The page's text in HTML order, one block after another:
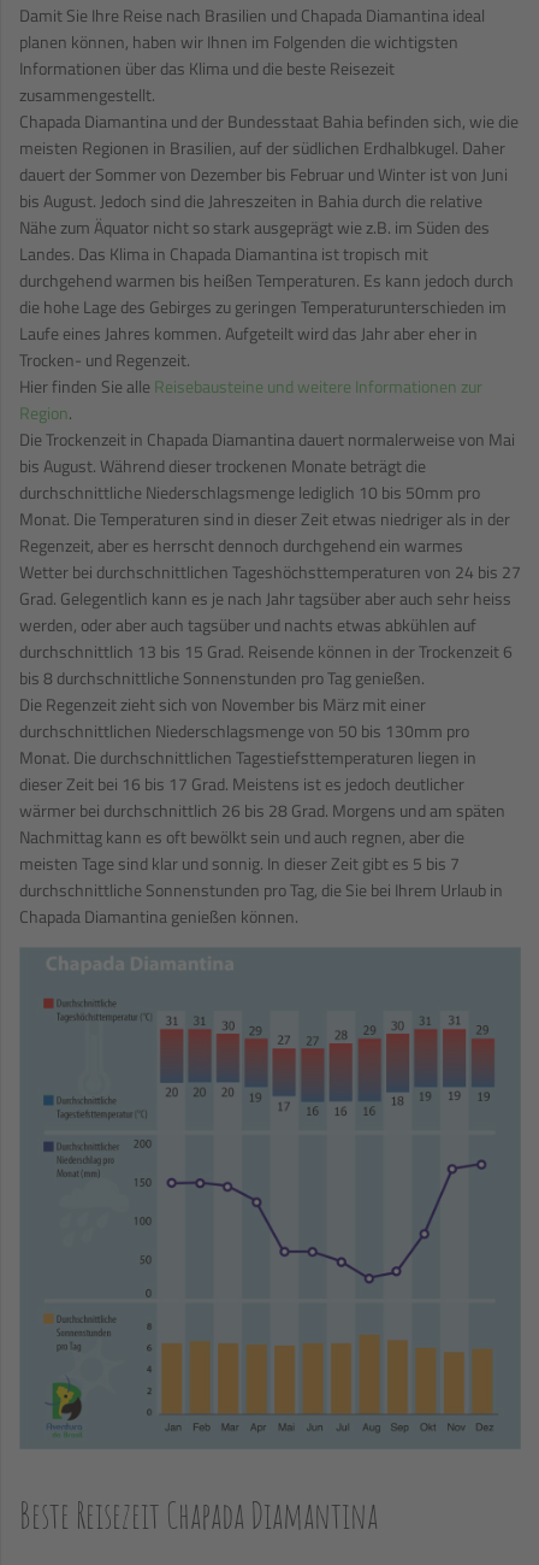
Damit Sie Ihre Reise nach Brasilien und Chapada Diamantina ideal
planen können, haben wir Ihnen im Folgenden die wichtigsten
Informationen über das Klima und die beste Reisezeit
zusammengestellt.
Chapada Diamantina und der Bundesstaat Bahia befinden sich, wie die
meisten Regionen in Brasilien, auf der südlichen Erdhalbkugel. Daher
dauert der Sommer von Dezember bis Februar und Winter ist von Juni
bis August. Jedoch sind die Jahreszeiten in Bahia durch die relative
Nähe zum Äquator nicht so stark ausgeprägt wie z.B. im Süden des
Landes. Das Klima in Chapada Diamantina ist tropisch mit
durchgehend warmen bis heißen Temperaturen. Es kann jedoch durch
die hohe Lage des Gebirges zu geringen Temperaturunterschieden im
Laufe eines Jahres kommen. Aufgeteilt wird das Jahr aber eher in
Trocken- und Regenzeit.
Hier finden Sie alle Reisebausteine und weitere Informationen zur
Region.
Die Trockenzeit in Chapada Diamantina dauert normalerweise von Mai
bis August. Während dieser trockenen Monate beträgt die
durchschnittliche Niederschlagsmenge lediglich 10 bis 50mm pro
Monat. Die Temperaturen sind in dieser Zeit etwas niedriger als in der
Regenzeit, aber es herrscht dennoch durchgehend ein warmes
Wetter bei durchschnittlichen Tageshöchsttemperaturen von 24 bis 27
Grad. Gelegentlich kann es je nach Jahr tagsüber aber auch sehr heiss
werden, oder aber auch tagsüber und nachts etwas abkühlen auf
durchschnittlich 13 bis 15 Grad. Reisende können in der Trockenzeit 6
bis 8 durchschnittliche Sonnenstunden pro Tag genießen.
Die Regenzeit zieht sich von November bis März mit einer
durchschnittlichen Niederschlagsmenge von 50 bis 130mm pro
Monat. Die durchschnittlichen Tagestiefsttemperaturen liegen in
dieser Zeit bei 16 bis 17 Grad. Meistens ist es jedoch deutlicher
wärmer bei durchschnittlich 26 bis 28 Grad. Morgens und am späten
Nachmittag kann es oft bewölkt sein und auch regnen, aber die
meisten Tage sind klar und sonnig. In dieser Zeit gibt es 5 bis 7
durchschnittliche Sonnenstunden pro Tag, die Sie bei Ihrem Urlaub in
Chapada Diamantina genießen können.
Beste Reisezeit Chapada Diamantina